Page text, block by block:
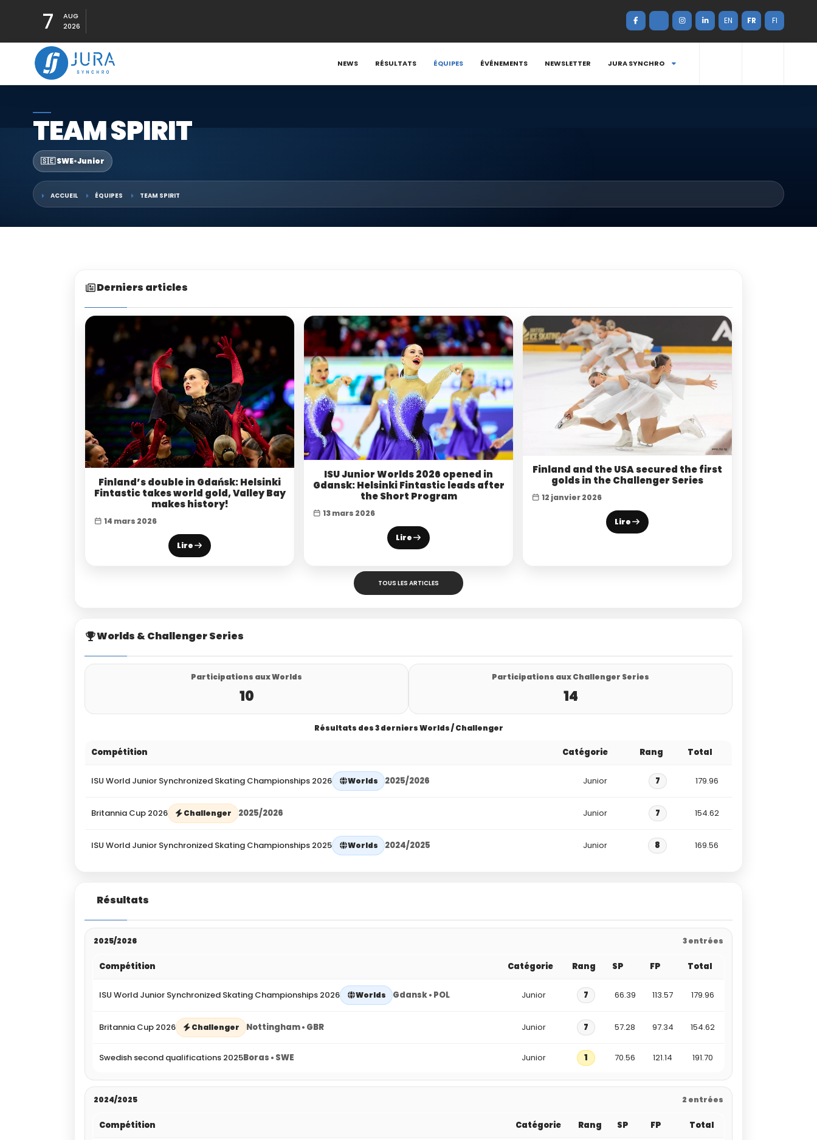
7
AUG
2026
EN FR FI
NEWS RÉSULTATS ÉQUIPES ÉVÉNEMENTS NEWSLETTER JURA SYNCHRO
TEAM SPIRIT
🇸🇪 SWE•Junior
ACCUEIL ÉQUIPES TEAM SPIRIT
Derniers articles
Finland’s double in Gdańsk: Helsinki
Fintastic takes world gold, Valley Bay
makes history!
14 mars 2026
Lire
ISU Junior Worlds 2026 opened in
Gdansk: Helsinki Fintastic leads after
the Short Program
13 mars 2026
Lire
Finland and the USA secured the first
golds in the Challenger Series
12 janvier 2026
Lire
TOUS LES ARTICLES
Worlds & Challenger Series
Participations aux Worlds
10
Participations aux Challenger Series
14
Résultats des 3 derniers Worlds / Challenger
Compétition Catégorie Rang Total
ISU World Junior Synchronized Skating Championships 2026 Worlds 2025/2026 Junior 7 179.96
Britannia Cup 2026 Challenger 2025/2026 Junior 7 154.62
ISU World Junior Synchronized Skating Championships 2025 Worlds 2024/2025 Junior 8 169.56
Résultats
2025/2026 3 entrées
Compétition Catégorie Rang SP FP Total
ISU World Junior Synchronized Skating Championships 2026 Worlds Gdansk • POL Junior 7 66.39 113.57 179.96
Britannia Cup 2026 Challenger Nottingham • GBR Junior 7 57.28 97.34 154.62
Swedish second qualifications 2025Boras • SWE Junior 1 70.56 121.14 191.70
2024/2025 2 entrées
Compétition Catégorie Rang SP FP Total